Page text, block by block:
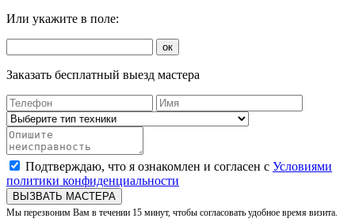
Или укажите в поле:
ок
Заказать бесплатный выезд мастера
Подтверждаю, что я ознакомлен и согласен с Условиями
политики конфиденциальности
ВЫЗВАТЬ МАСТЕРА
Мы перезвоним Вам в течении 15 минут, чтобы согласовать удобное время визита.